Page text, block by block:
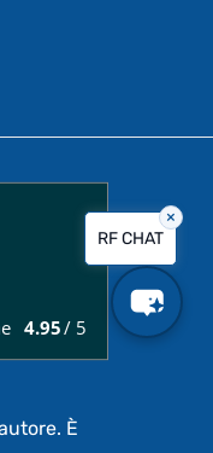
4.95/ 5
È
RF CHAT
×